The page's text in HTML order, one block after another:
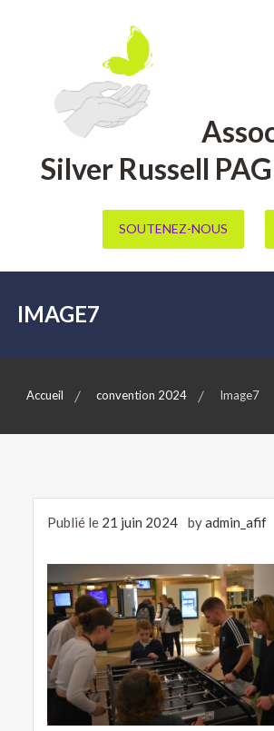
Silver Russell
SOUTENEZ-NOUS
IMAGE7
Accueil convention 2024 Image7
Publié le 21 juin 2024 byadmin_afif